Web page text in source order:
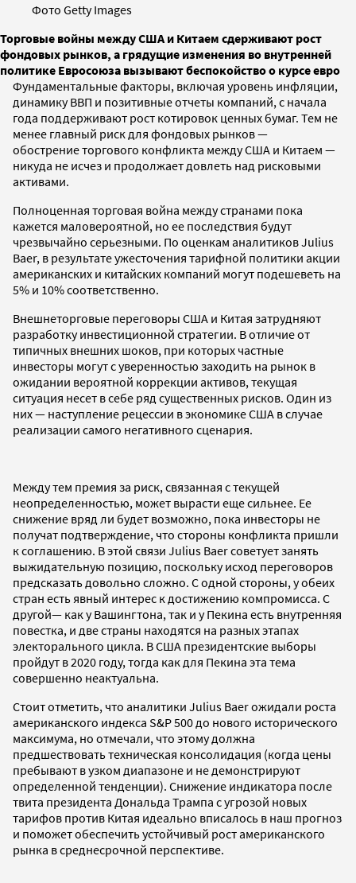
Фото Getty Images
Торговые войны между США и Китаем сдерживают рост
фондовых рынков, а грядущие изменения во внутренней
политике Евросоюза вызывают беспокойство о курсе евро
Фундаментальные факторы, включая уровень инфляции,
динамику ВВП и позитивные отчеты компаний, с начала
года поддерживают рост котировок ценных бумаг. Тем не
менее главный риск для фондовых рынков —
обострение торгового конфликта между США и Китаем —
никуда не исчез и продолжает довлеть над рисковыми
активами.
Полноценная торговая война между странами пока
кажется маловероятной, но ее последствия будут
чрезвычайно серьезными. По оценкам аналитиков Julius
Baer, в результате ужесточения тарифной политики акции
американских и китайских компаний могут подешеветь на
5% и 10% соответственно.
Внешнеторговые переговоры США и Китая затрудняют
разработку инвестиционной стратегии. В отличие от
типичных внешних шоков, при которых частные
инвесторы могут с уверенностью заходить на рынок в
ожидании вероятной коррекции активов, текущая
ситуация несет в себе ряд существенных рисков. Один из
них — наступление рецессии в экономике США в случае
реализации самого негативного сценария.
Между тем премия за риск, связанная с текущей
неопределенностью, может вырасти еще сильнее. Ее
снижение вряд ли будет возможно, пока инвесторы не
получат подтверждение, что стороны конфликта пришли
к соглашению. В этой связи Julius Baer советует занять
выжидательную позицию, поскольку исход переговоров
предсказать довольно сложно. С одной стороны, у обеих
стран есть явный интерес к достижению компромисса. С
другой— как у Вашингтона, так и у Пекина есть внутренняя
повестка, и две страны находятся на разных этапах
электорального цикла. В США президентские выборы
пройдут в 2020 году, тогда как для Пекина эта тема
совершенно неактуальна.
Стоит отметить, что аналитики Julius Baer ожидали роста
американского индекса S&P 500 до нового исторического
максимума, но отмечали, что этому должна
предшествовать техническая консолидация (когда цены
пребывают в узком диапазоне и не демонстрируют
определенной тенденции). Снижение индикатора после
твита президента Дональда Трампа с угрозой новых
тарифов против Китая идеально вписалось в наш прогноз
и поможет обеспечить устойчивый рост американского
рынка в среднесрочной перспективе.